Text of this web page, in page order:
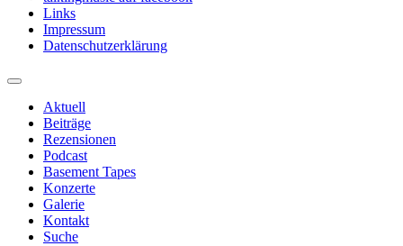
Links
Impressum
Datenschutzerklärung
Aktuell
Beiträge
Rezensionen
Podcast
Basement Tapes
Konzerte
Galerie
Kontakt
Suche